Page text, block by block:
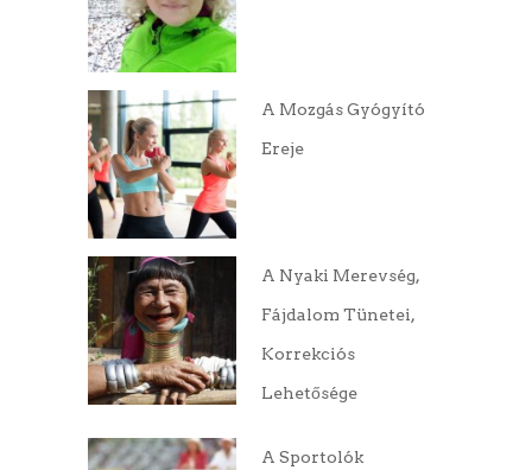
A Mozgás Gyógyító
Ereje
A Nyaki Merevség,
Fájdalom Tünetei,
Korrekciós
Lehetősége
A Sportolók